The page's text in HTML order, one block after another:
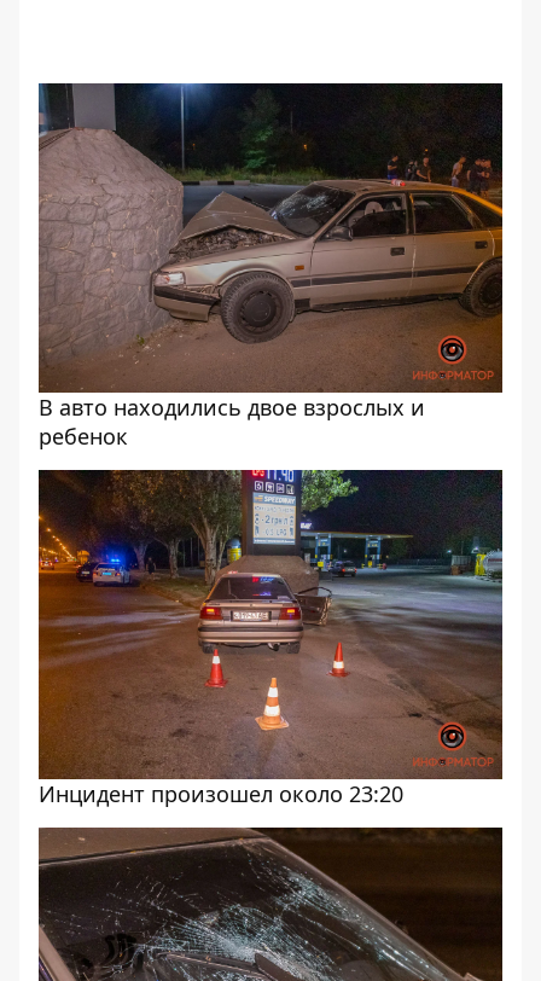
В авто находились двое взрослых и
ребенок
Инцидент произошел около 23:20